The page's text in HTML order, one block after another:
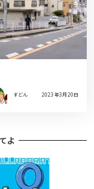
すどん 2023年3月20日
よ